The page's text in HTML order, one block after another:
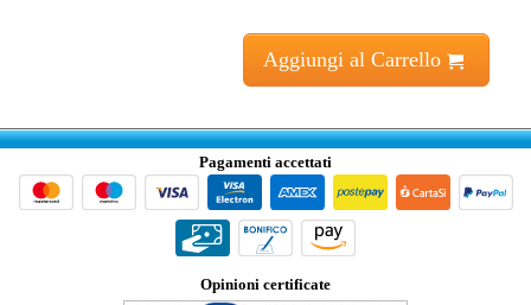
Aggiungi al Carrello
Pagamenti accettati
Opinioni certificate